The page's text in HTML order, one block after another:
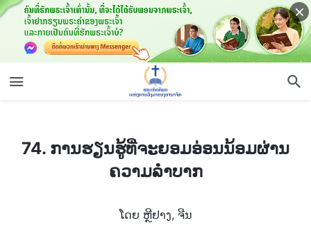
74. ການຮຽນຮູ້ທີ່ຈະຍອມອ່ອນນ້ອມຜ່ານຄວາມລຳບາກ
74. ການຮຽນຮູ້ທີ່ຈະຍອມອ່ອນນ້ອມຜ່ານ
ຄວາມລຳບາກ
ໂດຍ ຫຼີຢາງ, ຈີນ